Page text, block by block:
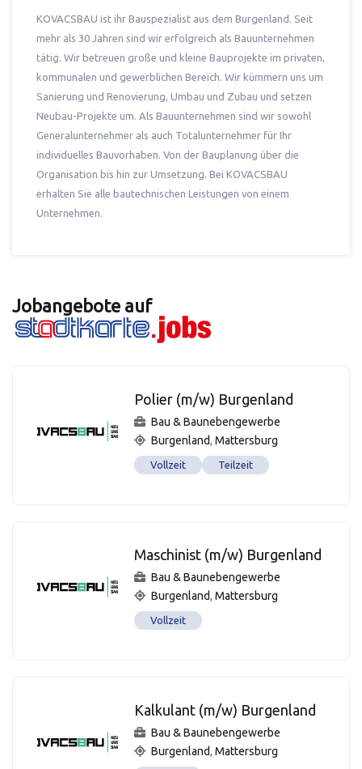
KOVACSBAU ist ihr Bauspezialist aus dem Burgenland. Seit
mehr als 30 Jahren sind wir erfolgreich als Bauunternehmen
tätig. Wir betreuen große und kleine Bauprojekte im privaten,
kommunalen und gewerblichen Bereich. Wir kümmern uns um
Sanierung und Renovierung, Umbau und Zubau und setzen
Neubau-Projekte um. Als Bauunternehmen sind wir sowohl
Generalunternehmer als auch Totalunternehmer für Ihr
individuelles Bauvorhaben. Von der Bauplanung über die
Organisation bis hin zur Umsetzung. Bei KOVACSBAU
erhalten Sie alle bautechnischen Leistungen von einem
Unternehmen.
Jobangebote auf
Polier (m/w) Burgenland
Bau & Baunebengewerbe
Burgenland, Mattersburg
Vollzeit Teilzeit
Maschinist (m/w) Burgenland
Bau & Baunebengewerbe
Burgenland, Mattersburg
Vollzeit
Kalkulant (m/w) Burgenland
Bau & Baunebengewerbe
Burgenland, Mattersburg